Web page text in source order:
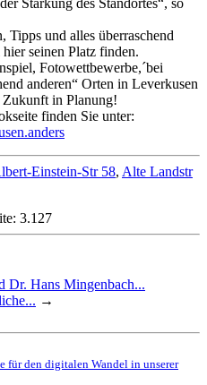
Tipps und alles überraschend
seinen Platz finden.
Fotowettbewerbe,´bei
anderen“ Orten in Leverkusen
in Planung!
finden Sie unter:
Einstein-Str 58, Alte Landstr
3.127
Dr. Hans Mingenbach...
→
für den digitalen Wandel in unserer